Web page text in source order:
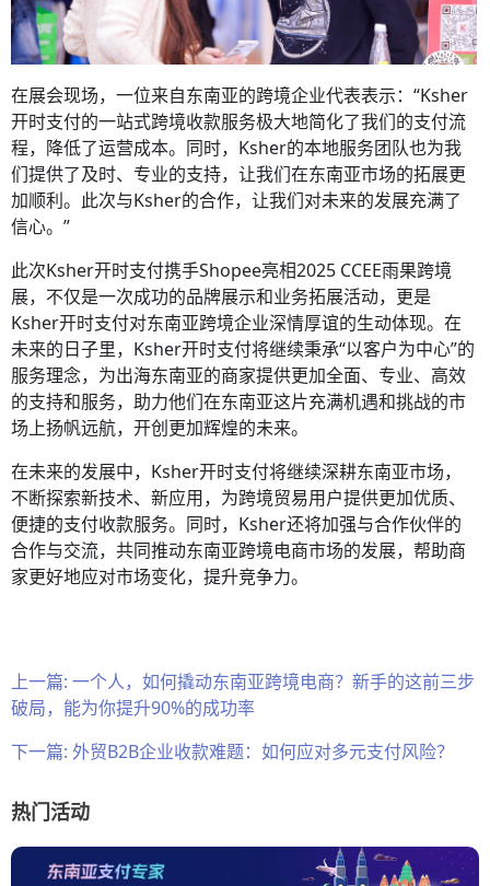
在展会现场，一位来自东南亚的跨境企业代表表示：“Ksher
开时支付的一站式跨境收款服务极大地简化了我们的支付流
程，降低了运营成本。同时，Ksher的本地服务团队也为我
们提供了及时、专业的支持，让我们在东南亚市场的拓展更
加顺利。此次与Ksher的合作，让我们对未来的发展充满了
信心。”
此次Ksher开时支付携手Shopee亮相2025 CCEE雨果跨境
展，不仅是一次成功的品牌展示和业务拓展活动，更是
Ksher开时支付对东南亚跨境企业深情厚谊的生动体现。在
未来的日子里，Ksher开时支付将继续秉承“以客户为中心”的
服务理念，为出海东南亚的商家提供更加全面、专业、高效
的支持和服务，助力他们在东南亚这片充满机遇和挑战的市
场上扬帆远航，开创更加辉煌的未来。
在未来的发展中，Ksher开时支付将继续深耕东南亚市场，
不断探索新技术、新应用，为跨境贸易用户提供更加优质、
便捷的支付收款服务。同时，Ksher还将加强与合作伙伴的
合作与交流，共同推动东南亚跨境电商市场的发展，帮助商
家更好地应对市场变化，提升竞争力。
上一篇: 一个人，如何撬动东南亚跨境电商？新手的这前三步
破局，能为你提升90%的成功率
下一篇: 外贸B2B企业收款难题：如何应对多元支付风险？
热门活动